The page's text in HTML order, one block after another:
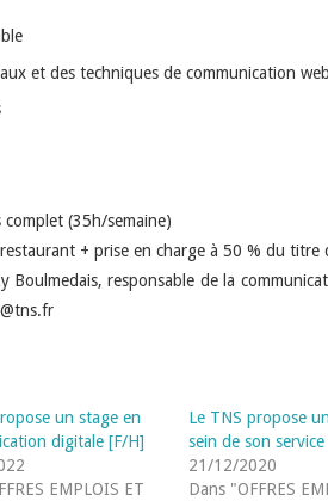
et des techniques de communication web
(35h/semaine)
+ prise en charge à 50 % du titre
Boulmedais, responsable de la
un stage en
digitale [F/H]
EMPLOIS ET
Le TNS propose
sein de son
21/12/2020
Dans "OFFRES